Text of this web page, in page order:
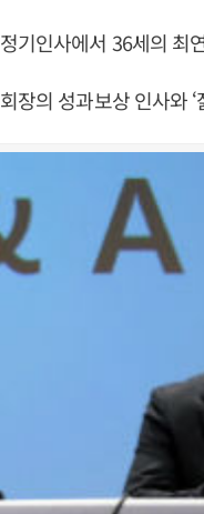
기인사에서 36세의 최
장의 성과보상 인사와